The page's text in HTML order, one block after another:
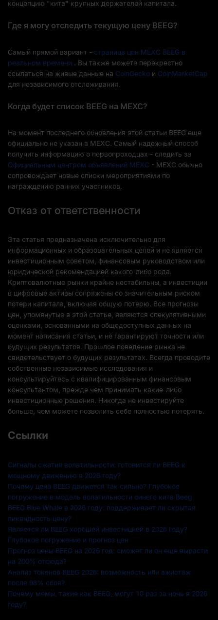
концепцию "кита" крупных держателей капитала.
Где я могу отследить текущую цену BEEG?
Самый прямой вариант - страница цен MEXC BEEG в
реальном времени . Вы также можете перекрестно
ссылаться на живые данные на CoinGecko и CoinMarketCap
для независимого отслеживания.
Когда будет список BEEG на MEXC?
На момент последнего обновления этой статьи BEEG еще
официально не указан в MEXC. Самый надежный способ
получить информацию о первопроходцах - следить за
Официальным центром объявлений MEXC - MEXC обычно
сопровождает новые списки мероприятиями по
награждению ранних участников.
Отказ от ответственности
Эта статья предназначена исключительно для
информационных и образовательных целей и не является
инвестиционным советом, финансовым руководством или
юридической рекомендацией какого-либо рода.
Криптовалютные рынки крайне нестабильны, а инвестиции
в цифровые активы сопряжены со значительным риском
потери капитала, включая общую потерю. Все прогнозы
цен, упомянутые в этой статье, являются спекулятивными
оценками, основанными на общедоступных данных на
момент написания статьи, и не гарантируют точности или
будущих результатов. Прошлое поведение рынка не
свидетельствует о будущих результатах. Всегда проводите
собственные независимые исследования и
консультируйтесь с квалифицированным финансовым
консультантом, прежде чем принимать какие-либо
инвестиционные решения. Никогда не инвестируйте
больше, чем можете позволить себе полностью потерять.
Ссылки
Сигналы сжатия волатильности: готовится ли BEEG к
мощному движению в 2026 году?
Почему цена BEEG движется так сильно? Глубокое
погружение в модель волатильности синего кита Beeg
BEEG Blue Whale в 2026 году: поддерживает ли скрытая
ликвидность цену?
Является ли BEEG хорошей инвестицией в 2026 году?
Глубокое погружение и прогноз цен
Прогноз цены BEEG на 2026 год: сможет ли он еще вырасти
на 200% отсюда?
Анализ токенов BEEG 2026: возможность или ажиотаж
после 98% сбоя?
Почему мемы, такие как BEEG, могут 10 раз за ночь в 2026
году?